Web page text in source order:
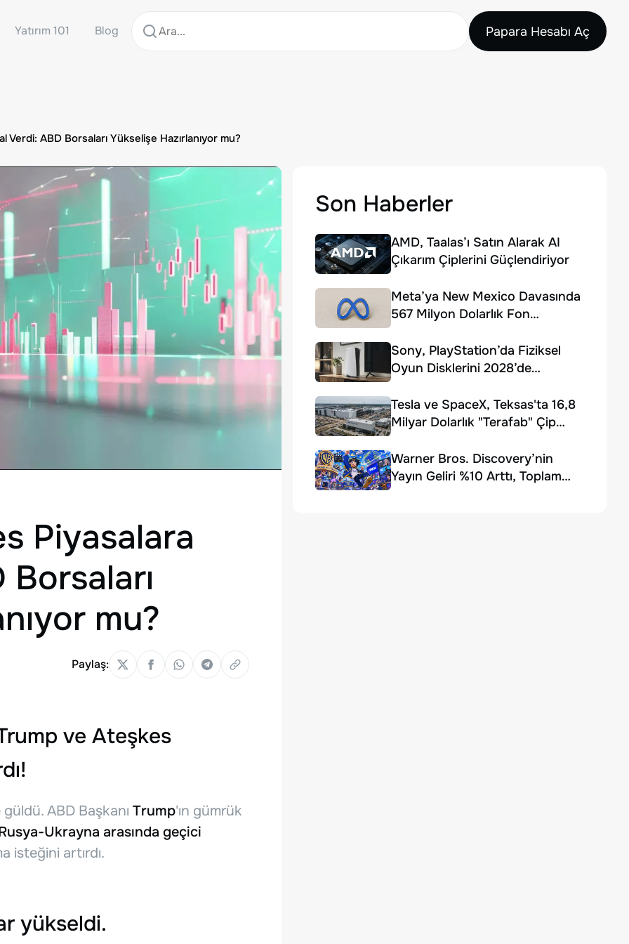
Yatırım 101 Blog Papara Hesabı Aç
ABD Borsaları Yükselişe Hazırlanıyor mu?
Piyasalara
mu?
Paylaş:
ve Ateşkes
ABD Başkanı Trump'ın gümrük
Ukrayna arasında geçici
isteğini artırdı.
yükseldi.
Son Haberler
AMD, Taalas’ı Satın Alarak AI
Çıkarım Çiplerini Güçlendiriyor
Meta’ya New Mexico Davasında
567 Milyon Dolarlık Fon
Sony, PlayStation’da Fiziksel
Oyun Disklerini 2028’de
Tesla ve SpaceX, Teksas'ta 16,8
Milyar Dolarlık "Terafab" Çip
Warner Bros. Discovery’nin
Yayın Geliri %10 Arttı, Toplam